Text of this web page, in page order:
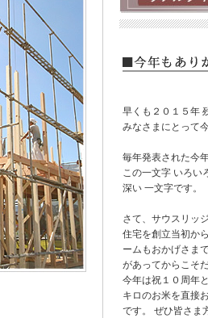
早くも２０１５年
みなさまにとって
毎年発表された今
この一文字 いろい
深い 一文字です。
さて、サウスリッ
住宅を創立当初か
ームもおかげさま
があってからこそ
今年は祝１０周年
キロのお米を直接
です。 ぜひ皆さま